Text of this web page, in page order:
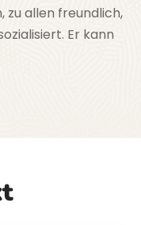
zu allen freundlich,
Er kann